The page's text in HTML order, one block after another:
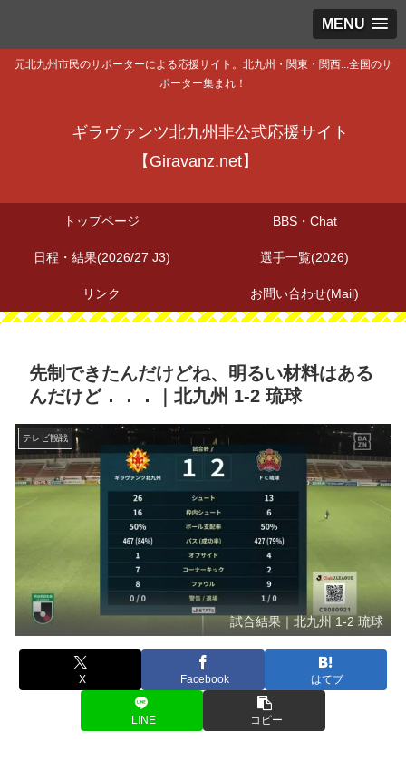
MENU
元北九州市民のサポーターによる応援サイト。北九州・関東・関西...全国のサ
ポーター集まれ！
ギラヴァンツ北九州非公式応援サイト
【Giravanz.net】
トップページ BBS・Chat
日程・結果(2026/27 J3) 選手一覧(2026)
リンク お問い合わせ(Mail)
先制できたんだけどね、明るい材料はある
んだけど．．．｜北九州 1-2 琉球
テレビ観戦
試合結果｜北九州 1-2 琉球
X Facebook はてブ
LINE コピー